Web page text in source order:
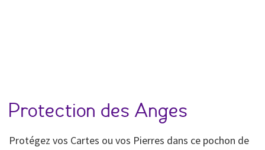
Protection des Anges
Protégez vos Cartes ou vos Pierres dans ce pochon de